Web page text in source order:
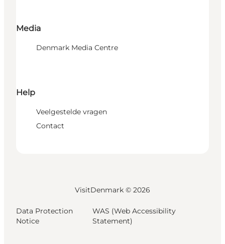
Media
Denmark Media Centre
Help
Veelgestelde vragen
Contact
VisitDenmark © 2026
Data Protection
Notice
WAS (Web Accessibility
Statement)